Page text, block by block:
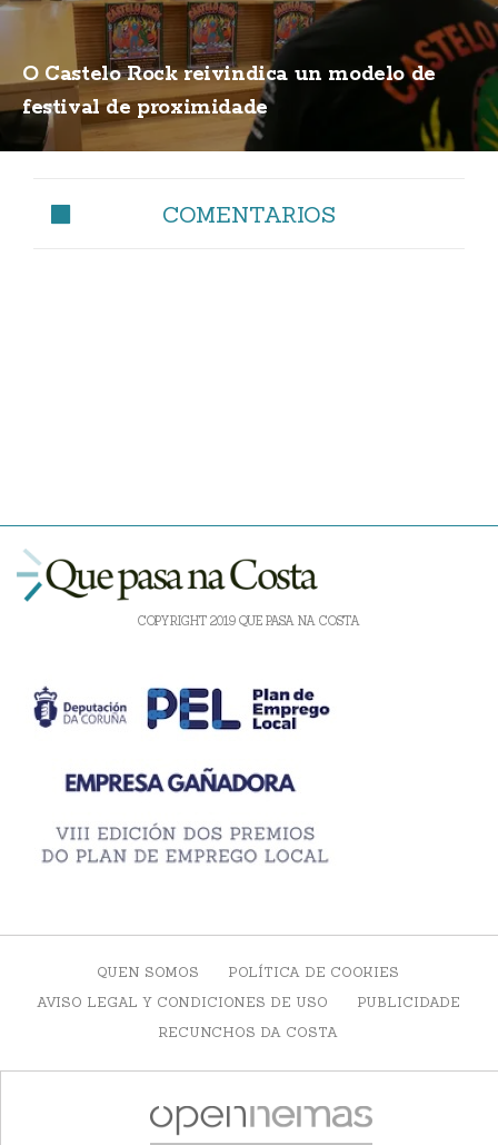
O Castelo Rock reivindica un modelo de
festival de proximidade
COMENTARIOS
COPYRIGHT 2019 QUE PASA NA COSTA
QUEN SOMOS
POLÍTICA DE COOKIES
AVISO LEGAL Y CONDICIONES DE USO
PUBLICIDADE
RECUNCHOS DA COSTA